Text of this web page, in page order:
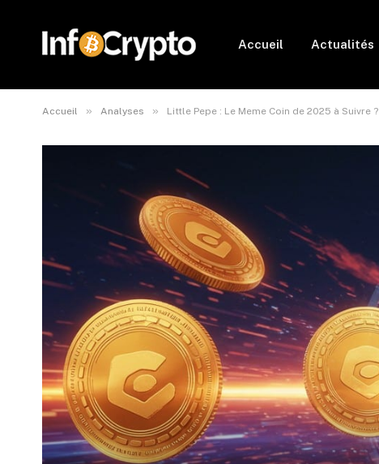
Accueil Actualités
Accueil » Analyses » Little Pepe : Le Meme Coin de 2025 à Suivre ?